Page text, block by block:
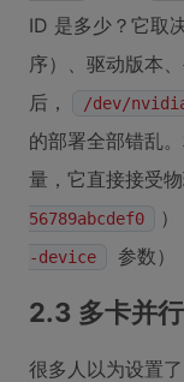
ID 是多少？它取
序）、驱动版本
后，
/dev/
的部署全部错乱
量，它直接接受
56789abcdef0
-device 参数）
2.3 多卡并
很多人以为设置了